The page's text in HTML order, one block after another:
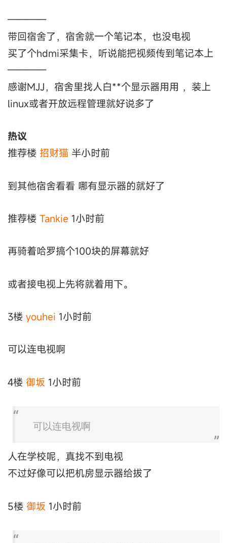
————
带回宿舍了，宿舍就一个笔记本，也没电视
买了个hdmi采集卡，听说能把视频传到笔记本上
————
感谢MJJ，宿舍里找人白**个显示器用用 ，装上
linux或者开放远程管理就好说多了
热议
推荐楼 招财猫 半小时前
到其他宿舍看看 哪有显示器的就好了
推荐楼 Tankie 1小时前
再骑着哈罗搞个100块的屏幕就好
或者接电视上先将就着用下。
3楼 youhei 1小时前
可以连电视啊
4楼 御坂 1小时前
可以连电视啊
人在学校呢，真找不到电视
不过好像可以把机房显示器给拔了
5楼 御坂 1小时前